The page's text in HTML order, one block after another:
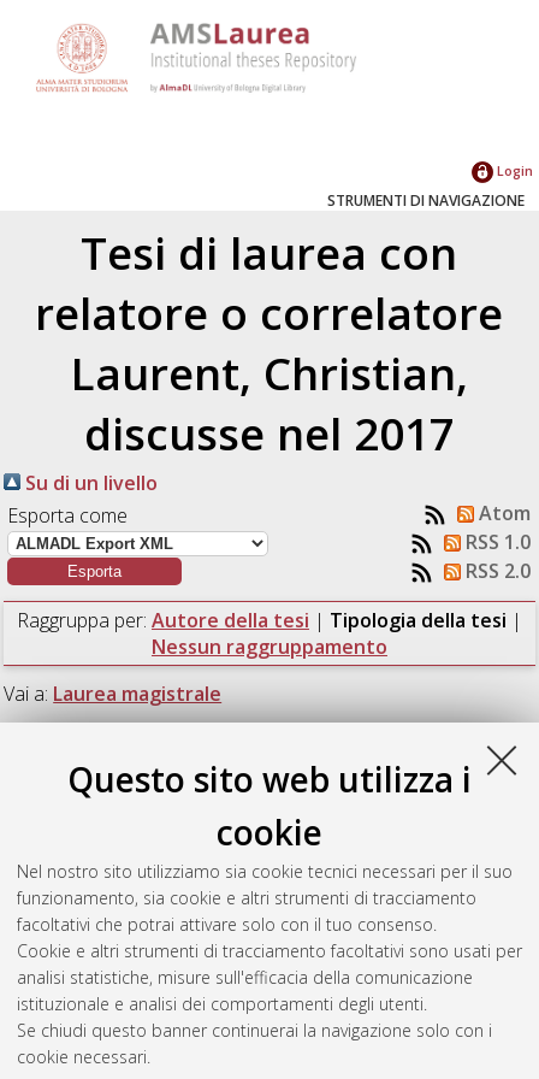
Questo sito web utilizza i
cookie
Nel nostro sito utilizziamo sia cookie tecnici necessari per il suo
funzionamento, sia cookie e altri strumenti di tracciamento
facoltativi che potrai attivare solo con il tuo consenso.
Cookie e altri strumenti di tracciamento facoltativi sono usati per
analisi statistiche, misure sull'efficacia della comunicazione
istituzionale e analisi dei comportamenti degli utenti.
Se chiudi questo banner continuerai la navigazione solo con i
cookie necessari.
Login
STRUMENTI DI NAVIGAZIONE
Tesi di laurea con
relatore o correlatore
Laurent, Christian,
discusse nel 2017
Su di un livello
Esporta come
Atom
RSS 1.0
RSS 2.0
Raggruppa per: Autore della tesi | Tipologia della tesi |
Nessun raggruppamento
Vai a: Laurea magistrale
Laurea magistrale
Montanari, Luca(2017)Surface Plasmon Induced
Luminescence as a Tool for Study of the Ageing of Polymeric
Materials.[Laurea magistrale], Università di Bologna, Corso di
Studio inIngegneria energetica [LM-DM270]
Questa lista e' stata generata ilFri Aug 7 08:37:15 2026 CEST